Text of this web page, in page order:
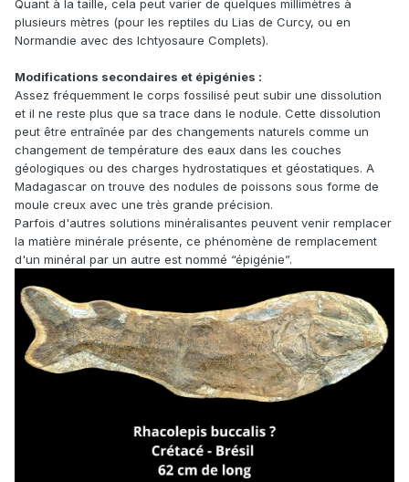
Quant à la taille, cela peut varier de quelques millimètres à
plusieurs mètres (pour les reptiles du Lias de Curcy, ou en
Normandie avec des Ichtyosaure Complets).
Modifications secondaires et épigénies :
Assez fréquemment le corps fossilisé peut subir une dissolution
et il ne reste plus que sa trace dans le nodule. Cette dissolution
peut être entraînée par des changements naturels comme un
changement de température des eaux dans les couches
géologiques ou des charges hydrostatiques et géostatiques. A
Madagascar on trouve des nodules de poissons sous forme de
moule creux avec une très grande précision.
Parfois d'autres solutions minéralisantes peuvent venir remplacer
la matière minérale présente, ce phénomène de remplacement
d'un minéral par un autre est nommé “épigénie”.